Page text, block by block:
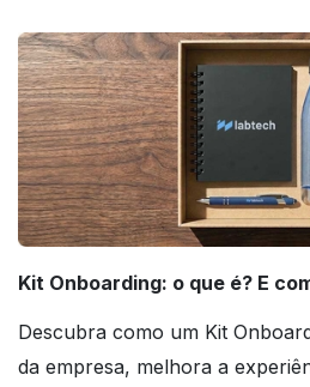
Kit Onboarding: o que é? E
Descubra como um Kit
da empresa, melhora a